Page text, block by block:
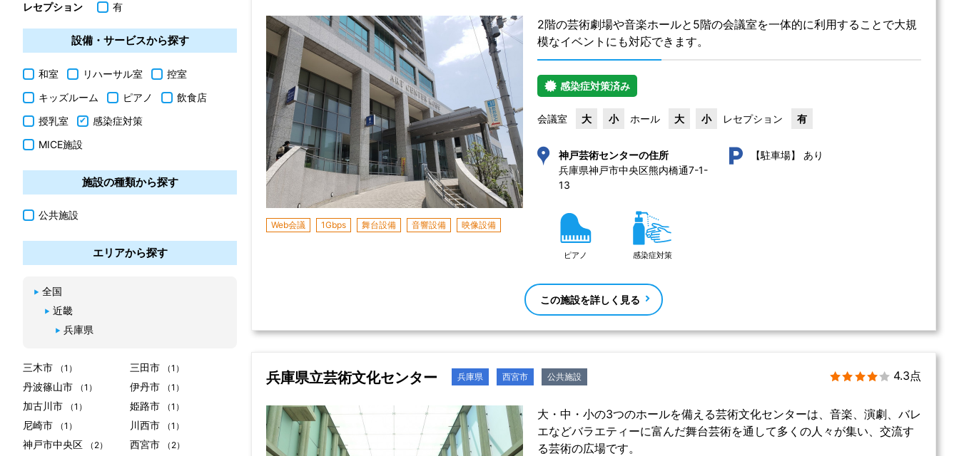
Web会議 1Gbps 舞台設備 音響設備 映像設備
2階の芸術劇場や音楽ホールと5階の会議室を一体的に利用することで大規
模なイベントにも対応できます。
感染症対策済み
会議室 大 小 ホール 大 小 レセプション 有
神戸芸術センターの住所
兵庫県神戸市中央区熊内橋通7-1-
13
【駐車場】 あり
ピアノ 感染症対策
この施設を詳しく見る
兵庫県立芸術文化センター 兵庫県 西宮市 公共施設 4.3点
大・中・小の3つのホールを備える芸術文化センターは、音楽、演劇、バレ
エなどバラエティーに富んだ舞台芸術を通して多くの人々が集い、交流す
る芸術の広場です。
レセプション
有
設備・サービスから探す
和室 リハーサル室
控室
キッズルーム
ピアノ
飲食店
授乳室
感染症対策
MICE施設
施設の種類から探す
公共施設
エリアから探す
全国
近畿
兵庫県
三木市 （1） 三田市 （1）
丹波篠山市 （1） 伊丹市 （1）
加古川市 （1） 姫路市 （1）
尼崎市 （1） 川西市 （1）
神戸市中央区 （2） 西宮市 （2）